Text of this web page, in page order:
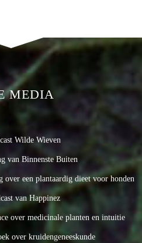
MEDIA
Wilde Wieven
van Binnenste Buiten
over een plantaardig dieet voor honden
van Happinez
over medicinale planten en intuitie
over kruidengeneeskunde